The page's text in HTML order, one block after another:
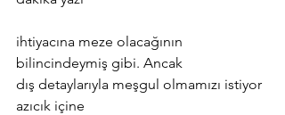
ihtiyacına meze olacağının
bilincindeymiş gibi. Ancak
dış detaylarıyla meşgul olmamızı istiyor
azıcık içine